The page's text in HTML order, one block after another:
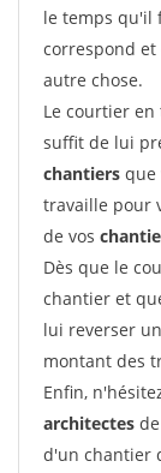
le temps qu'il
correspond et
autre chose.
Le courtier en
suffit de lui
chantiers que
travaille pour
de vos
Dès que le
chantier et
lui reverser
montant des
Enfin,
architectes
d'un chantier